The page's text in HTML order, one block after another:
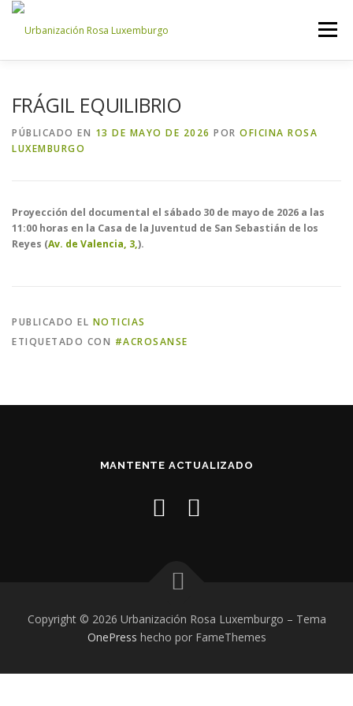
Saltar
contenido
Menú
ACCESO PROPIETARIOS
FRÁGIL EQUILIBRIO
PÚBLICADO EN 13 DE MAYO DE 2026 POR OFICINA ROSA
LUXEMBURGO
Proyección del documental el sábado 30 de mayo de 2026 a las
11:00 horas en la Casa de la Juventud de San Sebastián de los
Reyes (Av. de Valencia, 3,).
PUBLICADO EL NOTICIAS
ETIQUETADO CON #ACROSANSE
MANTENTE ACTUALIZADO
Copyright © 2026 Urbanización Rosa Luxemburgo – Tema
OnePress hecho por FameThemes